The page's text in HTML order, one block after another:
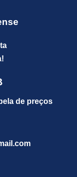
de preços
ail.com